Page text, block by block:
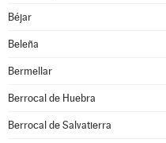
Béjar
Beleña
Bermellar
Berrocal de Huebra
Berrocal de Salvatierra